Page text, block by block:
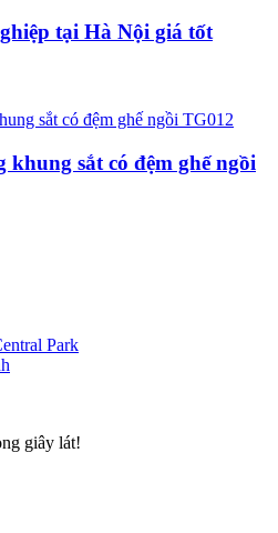
tại Hà Nội giá tốt
khung sắt có đệm ghế ngồi
giây lát!